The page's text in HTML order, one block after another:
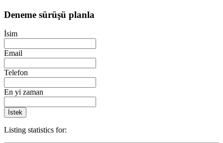
Deneme sürüşü planla
İsim
Email
Telefon
En yi zaman
İstek
Listing statistics for: